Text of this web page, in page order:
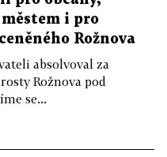
i pro
Rožnova
absolvoval za
Rožnova pod
se...